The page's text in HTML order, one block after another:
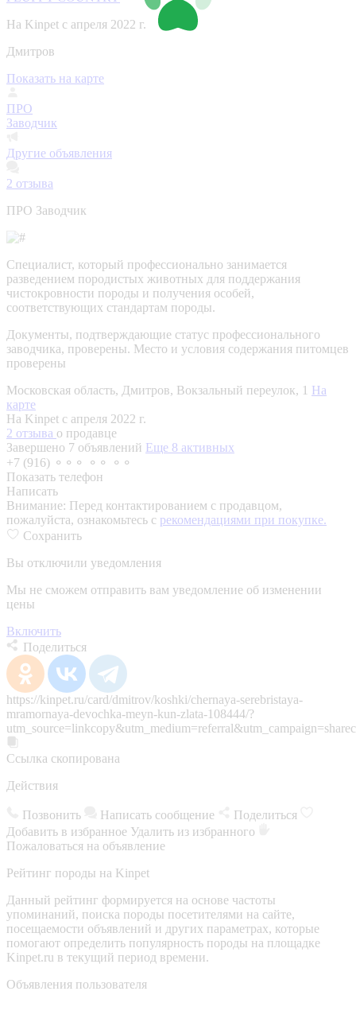
На Kinpet c апреля 2022 г.
Дмитров
Показать на карте
ПРО
Заводчик
Другие объявления
2 отзыва
ПРО Заводчик
Специалист, который профессионально занимается
разведением породистых животных для поддержания
чистокровности породы и получения особей,
соответствующих стандартам породы.
Документы, подтверждающие статус профессионального
заводчика, проверены. Место и условия содержания питомцев
проверены
Московская область, Дмитров, Вокзальный переулок, 1 На
карте
На Kinpet c апреля 2022 г.
2 отзыва о продавце
Завершено 7 объявлений Еще 8 активных
+7 (916) ⚬⚬⚬ ⚬⚬ ⚬⚬
Показать телефон
Написать
Внимание: Перед контактированием с продавцом,
пожалуйста, ознакомьтесь с рекомендациями при покупке.
Сохранить
Вы отключили уведомления
Мы не сможем отправить вам уведомление об изменении
цены
Включить
Поделиться
https://kinpet.ru/card/dmitrov/koshki/chernaya-serebristaya-
mramornaya-devochka-meyn-kun-zlata-108444/?
Ссылка скопирована
Действия
Позвонить Написать сообщение
Поделиться
Добавить в избранное Удалить из избранного
Пожаловаться на объявление
Рейтинг породы на Kinpet
Данный рейтинг формируется на основе частоты
упоминаний, поиска породы посетителями на сайте,
посещаемости объявлений и других параметрах, которые
помогают определить популярность породы на площадке
Kinpet.ru в текущий период времени.
Объявления пользователя